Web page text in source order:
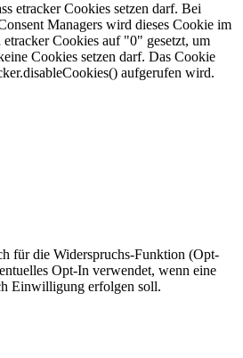
etracker Cookies setzen darf. Bei
Managers wird dieses Cookie im
Cookies auf "0" gesetzt, um
Cookies setzen darf. Das Cookie
aufgerufen wird.
für die Widerspruchs-Funktion (Opt-
Opt-In verwendet, wenn eine
Einwilligung erfolgen soll.